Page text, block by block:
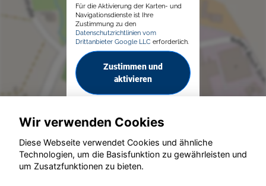
Für die Aktivierung der Karten- und
Navigationsdienste ist Ihre
Zustimmung zu den
Datenschutzrichtlinien vom
Drittanbieter Google LLC erforderlich.
Zustimmen und
aktivieren
© konjunkturmotor.de GmbH 2020 - 2026
Wir verwenden Cookies
Diese Webseite verwendet Cookies und ähnliche
Technologien, um die Basisfunktion zu gewährleisten und
um Zusatzfunktionen zu bieten.